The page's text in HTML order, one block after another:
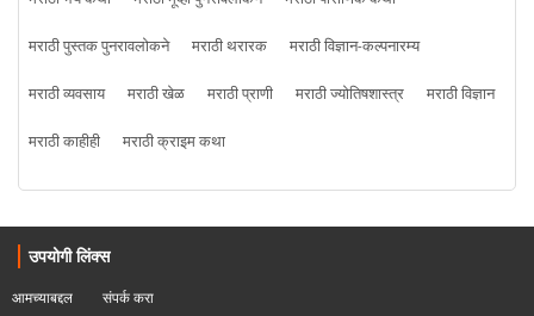
मराठी पुस्तक पुनरावलोकने
मराठी थरारक
मराठी विज्ञान-कल्पनारम्य
मराठी व्यवसाय
मराठी खेळ मराठी प्राणी मराठी ज्योतिषशास्त्र
मराठी विज्ञान
मराठी काहीही
मराठी क्राइम कथा
उपयोगी लिंक्स
आमच्याबद्दल संपर्क करा